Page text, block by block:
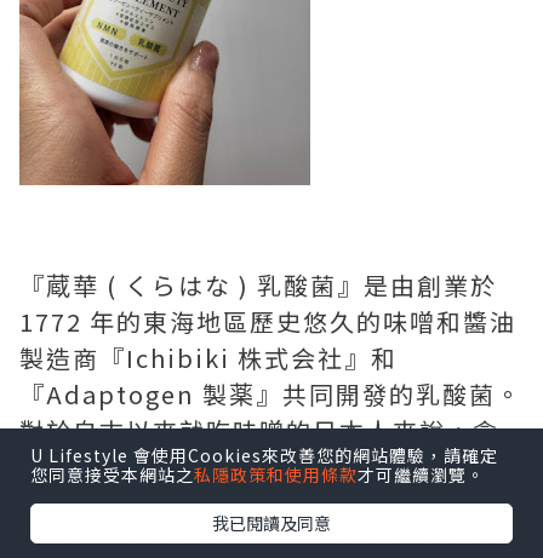
『蔵華 ( くらはな ) 乳酸菌』是由創業於
1772 年的東海地區歷史悠久的味噌和醬油
製造商『Ichibiki 株式会社』和
『Adaptogen 製薬』共同開發的乳酸菌。
對於自古以來就吃味噌的日本人來說，含
有大量乳酸菌的味噌被認為是日本人健康
的秘訣。 近年來，其保健作用備受矚目，
源自味噌的乳酸菌作為新的保健美容原料
U Lifestyle 會使用Cookies來改善您的網站體驗，請確定
您同意接受本網站之私隱政策和使用條款才可繼續瀏覽。
我已閱讀及同意